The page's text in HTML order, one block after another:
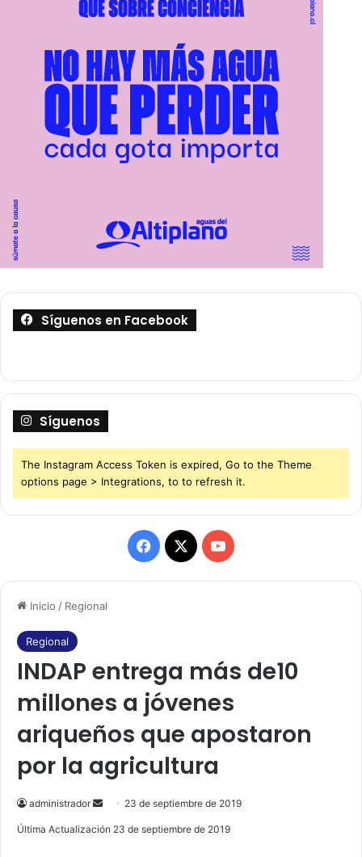
Inicio / Regional
Regional
INDAP entrega más de10
millones a jóvenes
ariqueños que apostaron
por la agricultura
administrador
e
23 de septiembre de 2019
Última Actualización 23 de septiembre de 2019
Síguenos en Facebook
Síguenos
The Instagram Access Token is expired, Go to the Theme
options page > Integrations, to to refresh it.
F
a
b
o
o
k
X
Y
o
u
b
e